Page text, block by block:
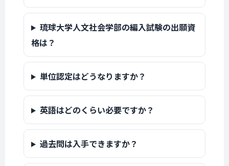
琉球大学人文社会学部の編入試験の出願資
格は？
単位認定はどうなりますか？
英語はどのくらい必要ですか？
過去問は入手できますか？